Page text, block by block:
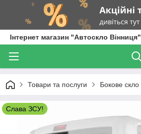
Інтернет магазин "Автоскло Вінниця"
Товари та послуги Бокове скло
Слава ЗСУ!